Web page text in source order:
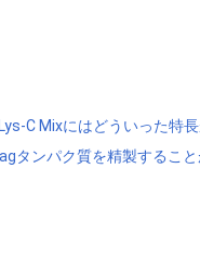
C Mixにはどういった特
タンパク質を精製すること